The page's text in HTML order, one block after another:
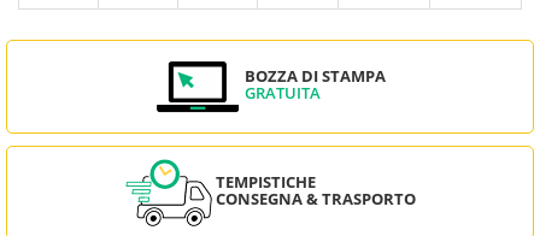
BOZZA DI STAMPA
GRATUITA
TEMPISTICHE
CONSEGNA & TRASPORTO